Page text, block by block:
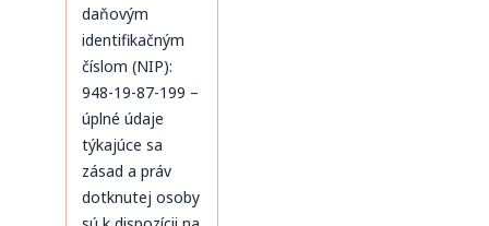
daňovým
identifikačným
číslom (NIP):
948-19-87-199 –
úplné údaje
týkajúce sa
zásad a práv
dotknutej osoby